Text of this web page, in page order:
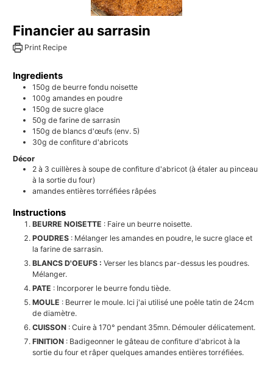
Financier au sarrasin
Print Recipe
Ingredients
150g de beurre fondu noisette
100g amandes en poudre
150g de sucre glace
50g de farine de sarrasin
150g de blancs d'œufs (env. 5)
30g de confiture d'abricots
Décor
2 à 3 cuillères à soupede confiture d'abricot (à étaler au pinceau
à la sortie du four)
amandes entières torréfiées râpées
Instructions
BEURRE NOISETTE : Faire un beurre noisette.
POUDRES : Mélanger les amandes en poudre, le sucre glace et
la farine de sarrasin.
BLANCS D'OEUFS : Verser les blancs par-dessus les poudres.
Mélanger.
PATE : Incorporer le beurre fondu tiède.
MOULE : Beurrer le moule. Ici j'ai utilisé une poêle tatin de 24cm
de diamètre.
CUISSON : Cuire à 170° pendant 35mn. Démouler délicatement.
FINITION : Badigeonner le gâteau de confiture d'abricot à la
sortie du four et râper quelques amandes entières torréfiées.